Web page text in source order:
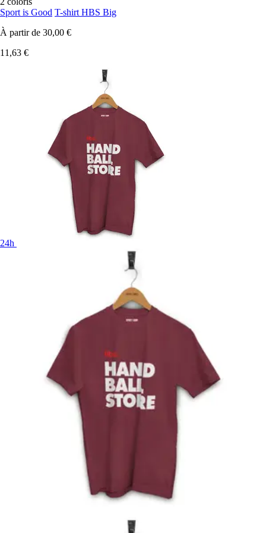
Sport is Good T-shirt HBS Big
À partir de 30,00 €
11,63 €
24h